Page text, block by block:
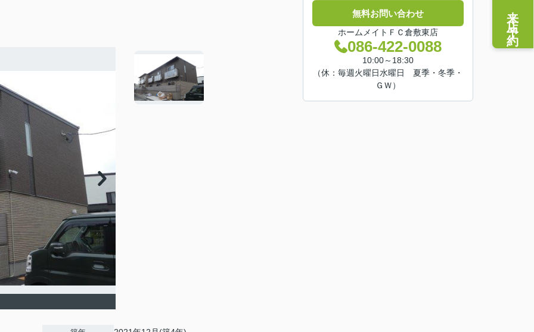
無料お問い合わせ
ホームメイトＦＣ倉敷東店
086-422-0088
10:00～18:30
（休：毎週火曜日水曜日 夏季・冬季・
ＧＷ）
来店予約